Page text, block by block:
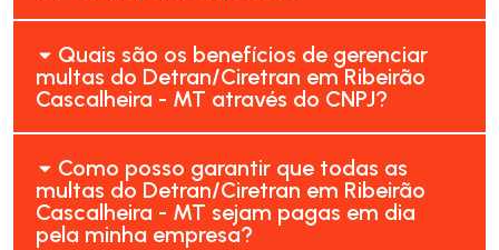
Quais são os benefícios de gerenciar
multas do Detran/Ciretran em Ribeirão
Cascalheira - MT através do CNPJ?
Como posso garantir que todas as
multas do Detran/Ciretran em Ribeirão
Cascalheira - MT sejam pagas em dia
pela minha empresa?